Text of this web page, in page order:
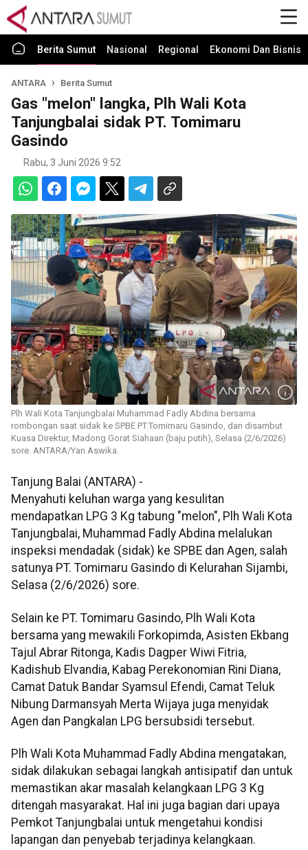
Berita Sumut Nasional Regional Ekonomi Dan Bisnis
ANTARA Berita Sumut
Gas "melon" langka, Plh Wali Kota
Tanjungbalai sidak PT. Tomimaru
Gasindo
Rabu, 3 Juni 2026 9:52
Plh Wali Kota Tanjungbalai Muhammad Fadly Abdina bersama
rombongan saat sidak ke SPBE PT.Tomimaru Gasindo, dan disambut
Kuasa Direktur, Madong Gorat Siahaan (baju putih), Selasa (2/6/2026)
sore. ANTARA/Yan Aswika.
Tanjung Balai (ANTARA) -
Menyahuti keluhan warga yang kesulitan
mendapatkan LPG 3 Kg tabung "melon", Plh Wali Kota
Tanjungbalai, Muhammad Fadly Abdina melalukan
inspeksi mendadak (sidak) ke SPBE dan Agen, salah
satunya PT. Tomimaru Gasindo di Kelurahan Sijambi,
Selasa (2/6/2026) sore.
Selain ke PT. Tomimaru Gasindo, Plh Wali Kota
bersama yang mewakili Forkopimda, Asisten Ekbang
Tajul Abrar Ritonga, Kadis Dagper Wiwi Fitria,
Kadishub Elvandia, Kabag Perekonomian Rini Diana,
Camat Datuk Bandar Syamsul Efendi, Camat Teluk
Nibung Darmansyah Merta Wijaya juga menyidak
Agen dan Pangkalan LPG bersubsidi tersebut.
Plh Wali Kota Muhammad Fadly Abdina mengatakan,
sidak dilakukan sebagai langkah antisipatif dan untuk
memastikan akar masalah kelangkaan LPG 3 Kg
ditengah masyarakat. Hal ini juga bagian dari upaya
Pemkot Tanjungbalai untuk mengetahui kondisi
lapangan dan penyebab terjadinya kelangkaan.